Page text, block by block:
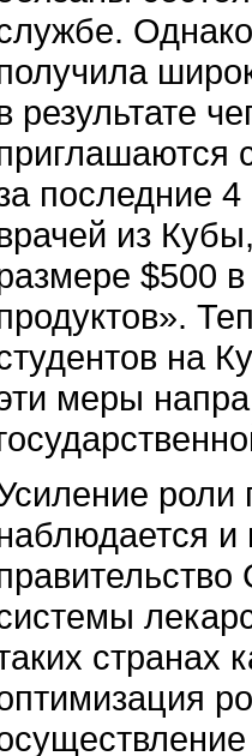
результате
последние
из
$500
на
меры
роли
и
странах